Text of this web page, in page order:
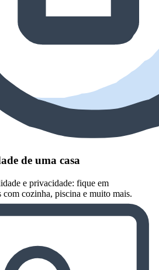
de uma casa
e privacidade: fique em
com cozinha, piscina e muito mais.